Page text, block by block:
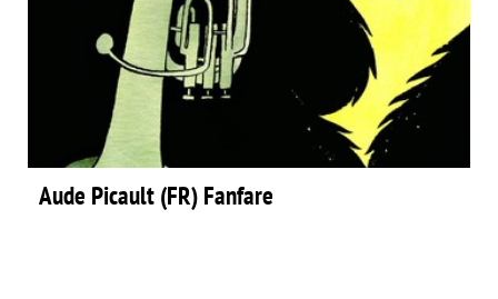
Aude Picault (FR) Fanfare